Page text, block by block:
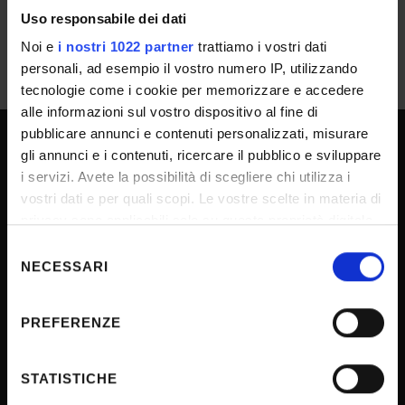
Uso responsabile dei dati
Noi e i nostri 1022 partner trattiamo i vostri dati
personali, ad esempio il vostro numero IP, utilizzando
tecnologie come i cookie per memorizzare e accedere
alle informazioni sul vostro dispositivo al fine di
pubblicare annunci e contenuti personalizzati, misurare
gli annunci e i contenuti, ricercare il pubblico e sviluppare
i servizi. Avete la possibilità di scegliere chi utilizza i
vostri dati e per quali scopi. Le vostre scelte in materia di
modificare o revocare il proprio consenso in qualsiasi
momento dalla Dichiarazione sui cookie o facendo clic
raccogliere informazioni sulla tua posizione
geografica, con un'approssimazione di qualche
delNECESSARI
PREFERENZE
STATISTICHE
SPORTELLO ATENEO
Albo Ufficiale
Gare di appalto
Note legali